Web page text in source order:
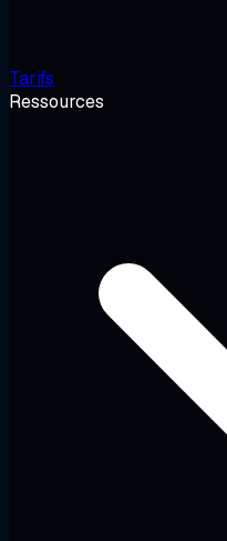
Tarifs
Ressources